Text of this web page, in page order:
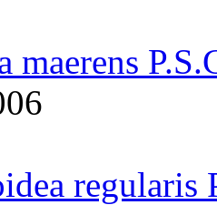
maerens
regularis